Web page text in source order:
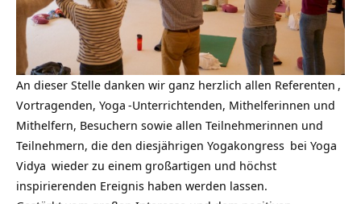
An dieser Stelle danken wir ganz herzlich allen Referenten ,
Vortragenden, Yoga -Unterrichtenden, Mithelferinnen und
Mithelfern, Besuchern sowie allen Teilnehmerinnen und
Teilnehmern, die den diesjährigen Yogakongress bei Yoga
Vidya wieder zu einem großartigen und höchst
inspirierenden Ereignis haben werden lassen.